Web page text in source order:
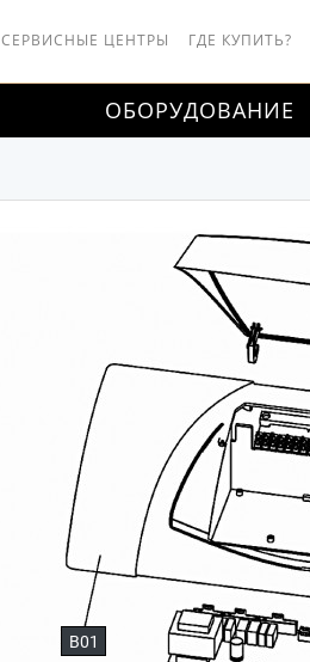
СЕРВИСНЫЕ ЦЕНТРЫ ГДЕ КУПИТЬ?
ОБОРУДОВАНИЕ
B01